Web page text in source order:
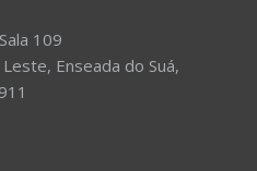
109
Enseada do Suá,